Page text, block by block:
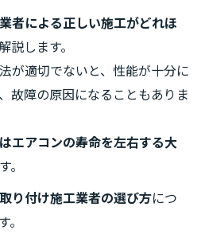
者による正しい施工がどれほ
説します。
が適切でないと、性能が十分に
故障の原因になることもありま
エアコンの寿命を左右する大
。
り付け施工業者の選び方につ
。